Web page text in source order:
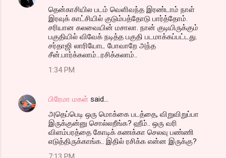
தென்காசியில படம் வெளிவந்த இரண்டாம் நாள்
இரவுக் காட்சியில் குடும்பத்தோடு பார்த்தோம்.
சரியான கலவையின் மசாலா. நான் குடியிருக்கும்
பகுதியில் விவேக் நடித்த பகுதி படமாக்கப்பட்டது.
சர்தாஜி லாரியோட போவாறே அந்த
சீன்.பார்க்கலாம்...ரசிக்கலாம்..
1:34 PM
பிரேமா மகள் said…
அதெப்பெடி ஒரு மொக்கை படத்தை, விறுவிறுப்பா
இருக்குன்னு சொல்லறீங்க? ஹீம்.. ஒரு வரி
விளம்பரத்தை கோடிக் கணக்கா செலவு பண்ணி
எடுத்திருக்காங்க.. இதில் ரசிக்க என்ன இருக்கு?